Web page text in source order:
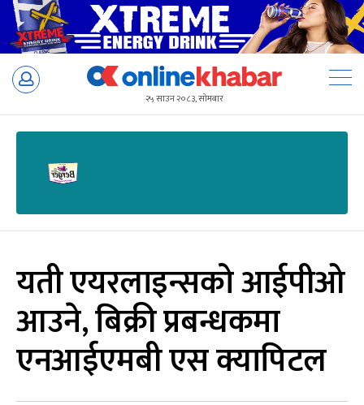
Skip
२५ साउन २०८३, सोमबार
यती एयरलाइन्सको आईपीओ
आउने, बिक्री प्रबन्धकमा
एनआईएमबी एस क्यापिटल